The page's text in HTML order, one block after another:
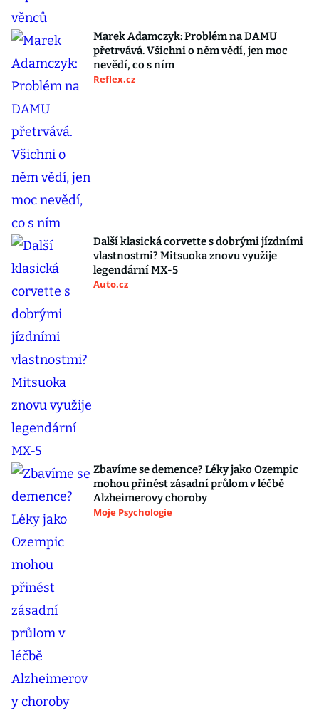
Marek Adamczyk: Problém na DAMU
přetrvává. Všichni o něm vědí, jen moc
nevědí, co s ním
Reflex.cz
Další klasická corvette s dobrými jízdními
vlastnostmi? Mitsuoka znovu využije
legendární MX-5
Auto.cz
Zbavíme se demence? Léky jako Ozempic
mohou přinést zásadní průlom v léčbě
Alzheimerovy choroby
Moje Psychologie